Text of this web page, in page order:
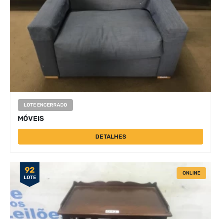
LOTE ENCERRADO
MÓVEIS
DETALHES
92
LOTE
ONLINE